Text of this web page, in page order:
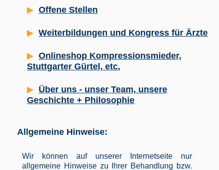
Offene Stellen
Weiterbildungen und Kongress für Ärzte
Onlineshop Kompressionsmieder,
Stuttgarter Gürtel, etc.
Über uns - unser Team, unsere
Geschichte + Philosophie
Allgemeine Hinweise:
Wir können auf unserer Internetseite nur
allgemeine Hinweise zu Ihrer Behandlung bzw.